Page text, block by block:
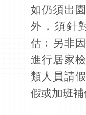
如仍須出
外，須針
估﹔另非
進行居家
類人員請
假或加班補